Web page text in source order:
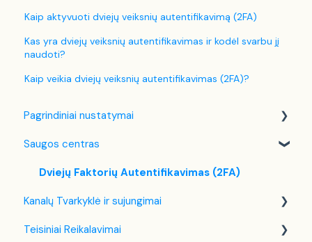
Kaip aktyvuoti dviejų veiksnių autentifikavimą (2FA)
Kas yra dviejų veiksnių autentifikavimas ir kodėl svarbu jį
naudoti?
Kaip veikia dviejų veiksnių autentifikavimas (2FA)?
Pagrindiniai nustatymai
Kalbos Nustatymai
Įmonės / Įstaigos Nustatymai
Mokesčių Nustatymai
Politikų kūrimas/nustatymas
Saugos centras
Dviejų Faktorių Autentifikavimas (2FA)
Kanalų Tvarkyklė ir sujungimai
Booking.com
Teisiniai Reikalavimai